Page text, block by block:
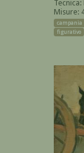
Misure:
campania
figurativo